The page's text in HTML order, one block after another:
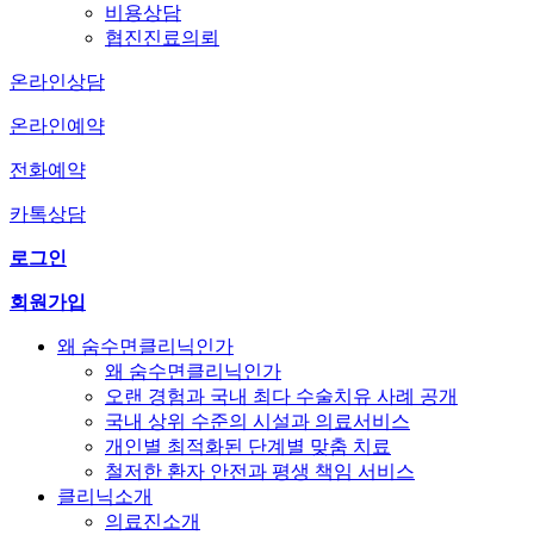
비용상담
협진진료의뢰
온라인상담
온라인예약
전화예약
카톡상담
로그인
회원가입
왜 숨수면클리닉인가
왜 숨수면클리닉인가
오랜 경험과 국내 최다 수술치유 사례 공개
국내 상위 수준의 시설과 의료서비스
개인별 최적화된 단계별 맞춤 치료
철저한 환자 안전과 평생 책임 서비스
클리닉소개
의료진소개